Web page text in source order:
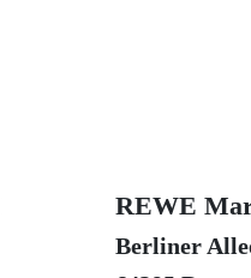
REWE
Berliner